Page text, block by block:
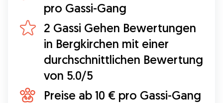
pro Gassi-Gang
2 Gassi Gehen Bewertungen
in Bergkirchen mit einer
durchschnittlichen Bewertung
von 5.0/5
Preise ab 10 € pro Gassi-Gang